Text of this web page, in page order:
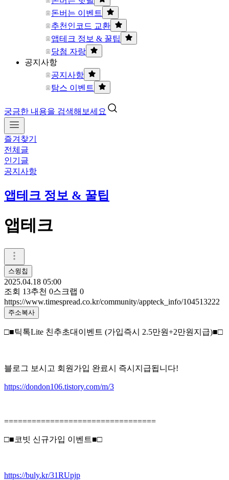
돈버는 이벤트
추천인코드 교환
앱테크 정보 & 꿀팁
당첨 자랑
공지사항
공지사항
탐스 이벤트
궁금한 내용을 검색해보세요
즐겨찾기
전체글
인기글
공지사항
앱테크 정보 & 꿀팁
앱테크
스윙칩
2025.04.18 05:00
조회 13추천 0스크랩 0
https://www.timespread.co.kr/community/appteck_info/104513222
주소복사
□■틱톡Lite 친추초대이벤트 (가입즉시 2.5만원+2만원지급)■□
블로그 보시고 회원가입 완료시 즉시지급됩니다!
https://dondon106.tistory.com/m/3
=================================
□■코빗 신규가입 이벤트■□
https://buly.kr/31RUpjp